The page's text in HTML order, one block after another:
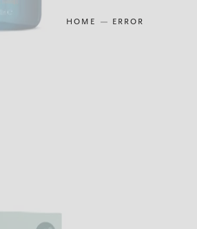
HOME ERROR